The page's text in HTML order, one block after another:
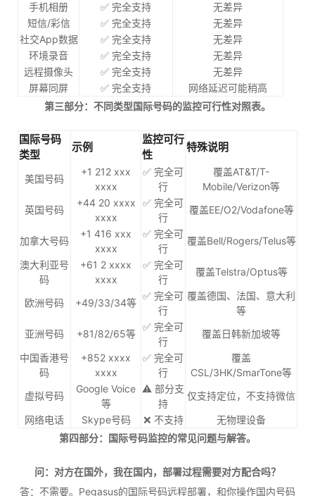
手机相册
✅ 完全支持
无差异
短信/彩信
✅ 完全支持
无差异
社交App数据
✅ 完全支持
无差异
环境录音
✅ 完全支持
无差异
远程摄像头
✅ 完全支持
无差异
屏幕同屏
✅ 完全支持
网络延迟可能稍高
第三部分：不同类型国际号码的监控可行性对照表。
国际号码
类型
示例
监控可行
性
特殊说明
美国号码
+1 212 xxx
xxxx
✅ 完全可
行
覆盖AT&T/T-
Mobile/Verizon等
英国号码
+44 20 xxxx
xxxx
✅ 完全可
行
覆盖EE/O2/Vodafone等
加拿大号码
+1 416 xxx
xxxx
✅ 完全可
行
覆盖Bell/Rogers/Telus等
澳大利亚号
码
+61 2 xxxx
xxxx
✅ 完全可
行
覆盖Telstra/Optus等
欧洲号码 +49/33/34等
✅ 完全可
行
覆盖德国、法国、意大利
等
亚洲号码
+81/82/65等
✅ 完全可
行
覆盖日韩新加坡等
中国香港号
码
+852 xxxx
xxxx
✅ 完全可
行
覆盖
CSL/3HK/SmarTone等
虚拟号码
Google Voice
等
⚠️ 部分支
持
仅支持定位，不支持微信
网络电话
Skype号码 ❌ 不支持
无物理设备
第四部分：国际号码监控的常见问题与解答。
问：对方在国外，我在国内，部署过程需要对方配合吗？
答：不需要。Pegasus的国际号码远程部署，和你操作国内号码